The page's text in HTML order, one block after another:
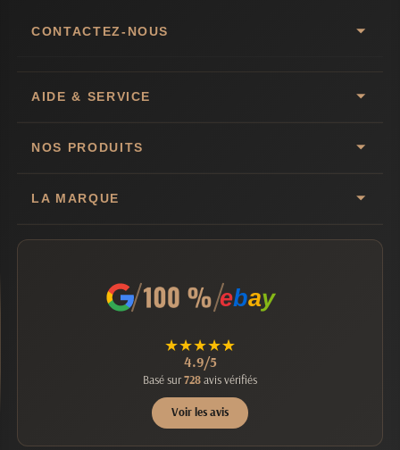
CONTACTEZ-NOUS
AIDE & SERVICE
NOS PRODUITS
LA MARQUE
ebay
★★★★★
4.9/5
Basé sur728avis vérifiés
Voir les avis